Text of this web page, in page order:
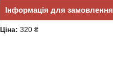
Інформація для замовлення
Ціна: 320 ₴